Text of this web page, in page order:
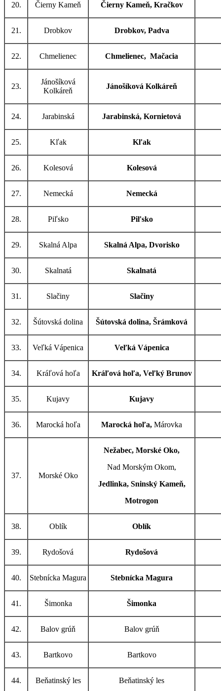
20. Čierny Kameň Čierny Kameň, Kračkov
21. Drobkov Drobkov, Padva
22. Chmelienec Chmelienec, Mačacia
23.
Jánošíková
Kolkáreň
Jánošíková Kolkáreň
24. Jarabinská Jarabinská, Kornietová
25. Kľak Kľak
26. Kolesová Kolesová
27. Nemecká Nemecká
28. Piľsko Piľsko
29. Skalná Alpa Skalná Alpa, Dvorisko
30. Skalnatá Skalnatá
31. Slačiny Slačiny
32. Šútovská dolina Šútovská dolina, Šrámková
33. Veľká Vápenica Veľká Vápenica
34. Kráľová hoľa Kráľová hoľa, Veľký Brunov
35. Kujavy Kujavy
36. Marocká hoľa Marocká hoľa, Márovka
37. Morské Oko
Nežabec, Morské Oko,
Nad Morským Okom,
Jedlinka, Sninský Kameň,
Motrogon
38. Oblík Oblík
39. Rydošová Rydošová
40. Stebnícka Magura Stebnícka Magura
41. Šimonka Šimonka
42. Balov grúň Balov grúň
43. Bartkovo Bartkovo
44. Beňatinský les Beňatinský les